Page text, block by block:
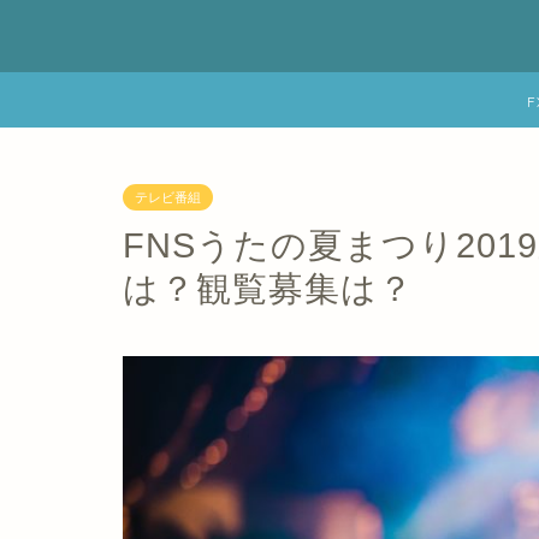
テレビ番組
FNSうたの夏まつり
は？観覧募集は？